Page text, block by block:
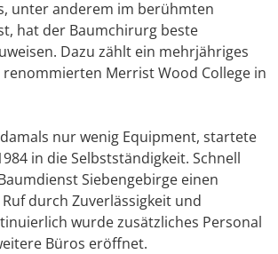
unter anderem im berühmten
hat der Baumchirurg beste
Dazu zählt ein mehrjähriges
Merrist Wood College in
nur wenig Equipment, startete
in die Selbstständigkeit. Schnell
Siebengebirge einen
durch Zuverlässigkeit und
wurde zusätzliches Personal
Büros eröffnet.